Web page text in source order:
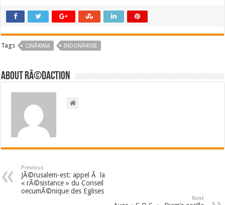
Tags CINÃ©MA INDONÃ©SIE
About RÃ©daction
Previous
JÃ©rusalem-est: appel Ã la
« rÃ©sistance » du Conseil
oecumÃ©nique des Eglises
Next